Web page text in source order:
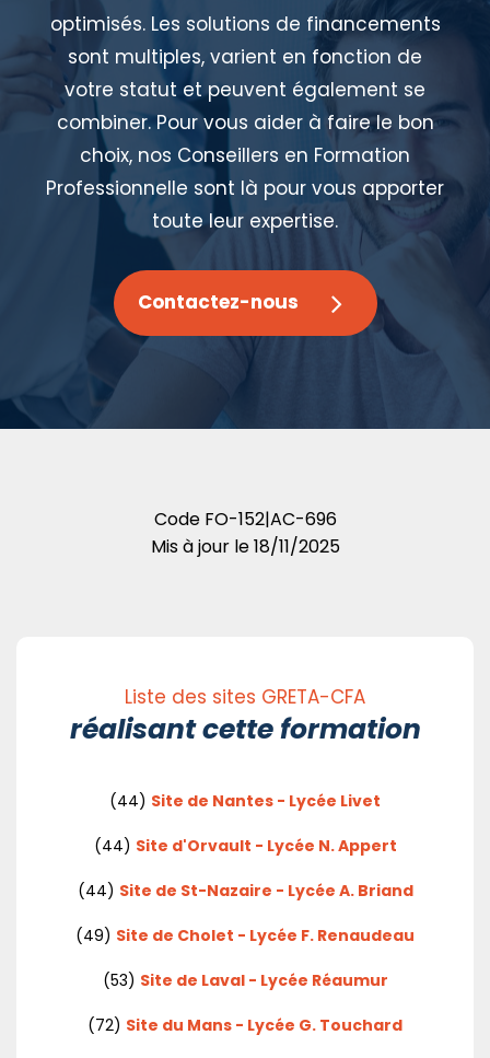
optimisés. Les solutions de financements
sont multiples, varient en fonction de
votre statut et peuvent également se
combiner. Pour vous aider à faire le bon
choix, nos Conseillers en Formation
Professionnelle sont là pour vous apporter
toute leur expertise.
Contactez-nous
Code FO-152|AC-696
Mis à jour le18/11/2025
Liste des sites GRETA-CFA
réalisant cette formation
(44) Site de Nantes - Lycée Livet
(44) Site d'Orvault - Lycée N. Appert
(44) Site de St-Nazaire - Lycée A. Briand
(49) Site de Cholet - Lycée F. Renaudeau
(53) Site de Laval - Lycée Réaumur
(72) Site du Mans - Lycée G. Touchard